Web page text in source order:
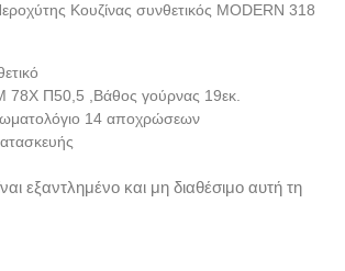
Κουζίνας συνθετικός MODERN 318
78Χ Π50,5 ,Βάθος γούρνας 19εκ.
14 αποχρώσεων
εξαντλημένο και μη διαθέσιμο αυτή τη